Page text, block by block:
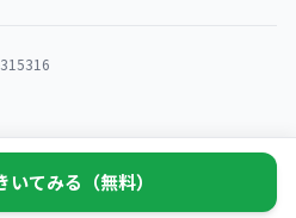
てみる（無料）